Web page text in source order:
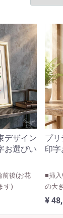
デザイン
お選びい
前後(お花
す)
プリ
印字
■挿入
の大
¥